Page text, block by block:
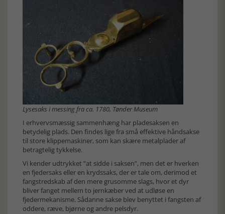
Lysesaks i messing fra ca. 1780, Tønder Museum
I erhvervsmæssig sammenhæng har pladesaksen en
betydelig plads. Den findes lige fra små effektive håndsakse
til store klippemaskiner, som kan skære metalplader af
betragtelig tykkelse.
Vi kender udtrykket ”at sidde i saksen”, men det er hverken
en fjedersaks eller en krydssaks, der er tale om, derimod et
fangstredskab af den mere grusomme slags, hvor et dyr
bliver fanget mellem to jernkæber ved at udløse en
fjedermekanisme. Sådanne sakse blev benyttet i fangsten af
oddere, ræve, bjørne og andre pelsdyr.